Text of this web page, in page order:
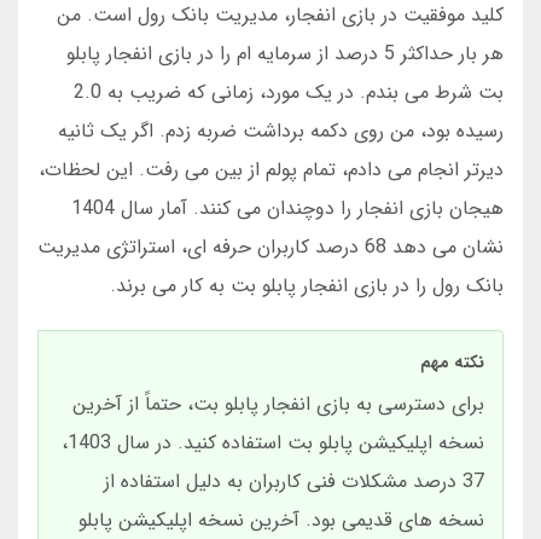
کلید موفقیت در بازی انفجار، مدیریت بانک رول است. من
هر بار حداکثر 5 درصد از سرمایه ام را در بازی انفجار پابلو
بت شرط می بندم. در یک مورد، زمانی که ضریب به 2.0
رسیده بود، من روی دکمه برداشت ضربه زدم. اگر یک ثانیه
دیرتر انجام می دادم، تمام پولم از بین می رفت. این لحظات،
هیجان بازی انفجار را دوچندان می کنند. آمار سال 1404
نشان می دهد 68 درصد کاربران حرفه ای، استراتژی مدیریت
بانک رول را در بازی انفجار پابلو بت به کار می برند.
نکته مهم
برای دسترسی به بازی انفجار پابلو بت، حتماً از آخرین
نسخه اپلیکیشن پابلو بت استفاده کنید. در سال 1403،
37 درصد مشکلات فنی کاربران به دلیل استفاده از
نسخه های قدیمی بود. آخرین نسخه اپلیکیشن پابلو